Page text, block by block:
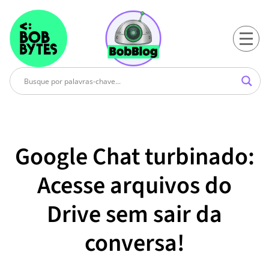
Google Chat turbinado:
Acesse arquivos do
Drive sem sair da
conversa!